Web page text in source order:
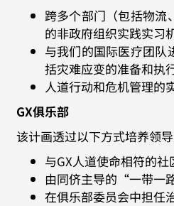
跨多个部门（包括物流
的非政府组织实践实习
与我们的国际医疗团队
括灾难应变的准备和执
人道行动和危机管理的
GX俱乐部
该计画透过以下方式培养领导
与GX人道使命相符的社
由同侪主导的“一带一
在俱乐部委员会中担任